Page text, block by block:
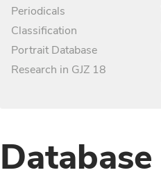
Periodicals
Classification
Portrait Database
Research in GJZ 18
Database